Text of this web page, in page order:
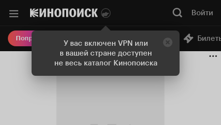
У вас включен VPN или
в вашей стране доступен
не весь каталог Кинопоиска
Войти
Попробовать Плюс Онлайн-кинотеатр